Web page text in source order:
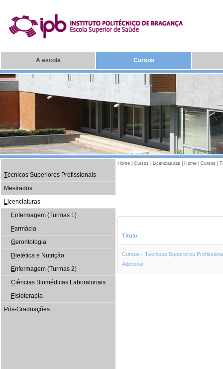
A escola Cursos
Técnicos Superiores Profissionais
Mestrados
Licenciaturas
Enfermagem (Turmas 1)
Farmácia
Gerontologia
Dietética e Nutrição
Enfermagem (Turmas 2)
Ciências Biomédicas Laboratoriais
Fisioterapia
Pós-Graduações
Home Cursos Licenciaturas Home Cursos
Título
Cursos - Técnicos Superiores
Adicional